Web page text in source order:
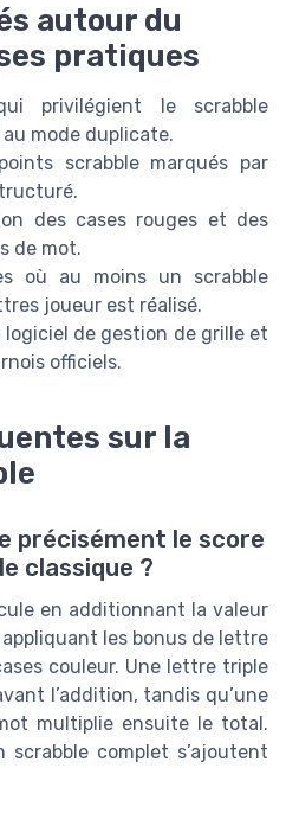
autour du
pratiques
privilégient le scrabble
mode duplicate.
scrabble marqués par
des cases rouges et des
de mot.
où au moins un scrabble
joueur est réalisé.
logiciel de gestion de grille et
officiels.
sur la
précisément le score
classique ?
en additionnant la valeur
les bonus de lettre
couleur. Une lettre triple
l’addition, tandis qu’une
multiplie ensuite le total.
scrabble complet s’ajoutent